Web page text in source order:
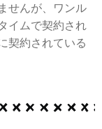
せんが、ワンル
イムで契約され
契約されている